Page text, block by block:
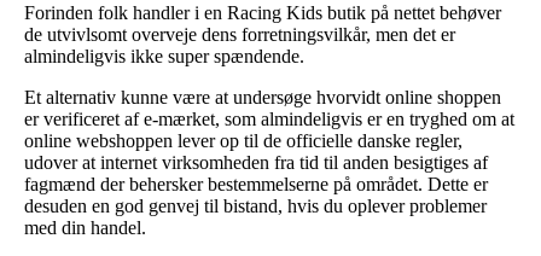
Forinden folk handler i en Racing Kids butik på nettet behøver
de utvivlsomt overveje dens forretningsvilkår, men det er
almindeligvis ikke super spændende.
Et alternativ kunne være at undersøge hvorvidt online shoppen
er verificeret af e-mærket, som almindeligvis er en tryghed om at
online webshoppen lever op til de officielle danske regler,
udover at internet virksomheden fra tid til anden besigtiges af
fagmænd der behersker bestemmelserne på området. Dette er
desuden en god genvej til bistand, hvis du oplever problemer
med din handel.